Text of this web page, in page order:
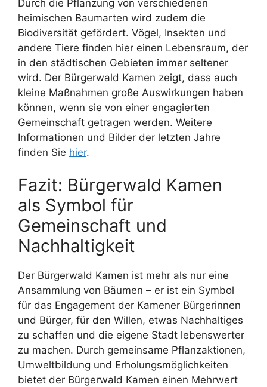
Durch die Pflanzung von verschiedenen
heimischen Baumarten wird zudem die
Biodiversität gefördert. Vögel, Insekten und
andere Tiere finden hier einen Lebensraum, der
in den städtischen Gebieten immer seltener
wird. Der Bürgerwald Kamen zeigt, dass auch
kleine Maßnahmen große Auswirkungen haben
können, wenn sie von einer engagierten
Gemeinschaft getragen werden. Weitere
Informationen und Bilder der letzten Jahre
finden Sie hier.
Fazit: Bürgerwald Kamen
als Symbol für
Gemeinschaft und
Nachhaltigkeit
Der Bürgerwald Kamen ist mehr als nur eine
Ansammlung von Bäumen – er ist ein Symbol
für das Engagement der Kamener Bürgerinnen
und Bürger, für den Willen, etwas Nachhaltiges
zu schaffen und die eigene Stadt lebenswerter
zu machen. Durch gemeinsame Pflanzaktionen,
Umweltbildung und Erholungsmöglichkeiten
bietet der Bürgerwald Kamen einen Mehrwert